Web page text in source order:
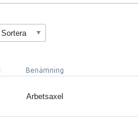
Sortera
Benämning
Arbetsaxel